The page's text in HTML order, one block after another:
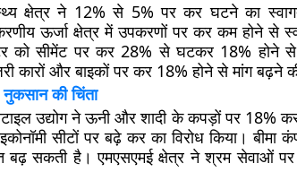
क्षेत्र ने 12% से 5% पर कर घटने का
ऊर्जा क्षेत्र में उपकरणों पर कर कम होने से
को सीमेंट पर कर 28% से घटकर 18% होने से
कारों और बाइकों पर कर 18% होने से मांग बढ़ने
नुकसान की चिंता
उद्योग ने ऊनी और शादी के कपड़ों पर 18%
सीटों पर बढ़े कर का विरोध किया।
बढ़ सकती है। एमएसएमई क्षेत्र ने श्रम सेवाओं